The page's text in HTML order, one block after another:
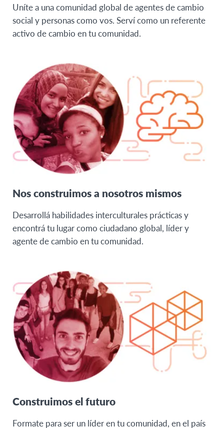
Uníte a una comunidad global de agentes de cambio
social y personas como vos. Serví como un referente
activo de cambio en tu comunidad.
Nos construimos a nosotros mismos
Desarrollá habilidades interculturales prácticas y
encontrá tu lugar como ciudadano global, líder y
agente de cambio en tu comunidad.
Construimos el futuro
Formate para ser un líder en tu comunidad, en el país